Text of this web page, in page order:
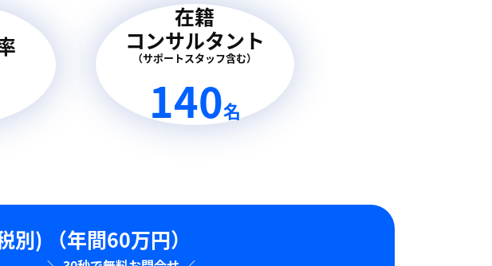
在籍
コンサルタント
（サポートスタッフ含む）
140名
別) （年間60万円）